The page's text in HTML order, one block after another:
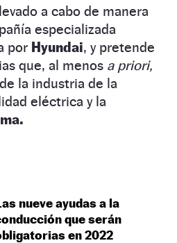
a cabo de manera
especializada
por Hyundai, y pretende
que, al menos a priori,
la industria de la
eléctrica y la
nueve ayudas a la
que serán
en 2022